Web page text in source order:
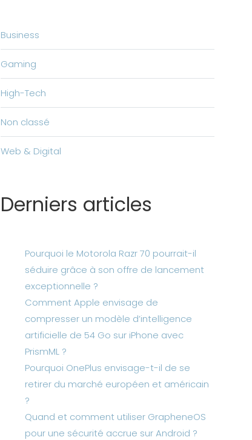
Business
Gaming
High-Tech
Non classé
Web & Digital
Derniers articles
Pourquoi le Motorola Razr 70 pourrait-il
séduire grâce à son offre de lancement
exceptionnelle ?
Comment Apple envisage de
compresser un modèle d’intelligence
artificielle de 54 Go sur iPhone avec
PrismML ?
Pourquoi OnePlus envisage-t-il de se
retirer du marché européen et américain
?
Quand et comment utiliser GrapheneOS
pour une sécurité accrue sur Android ?